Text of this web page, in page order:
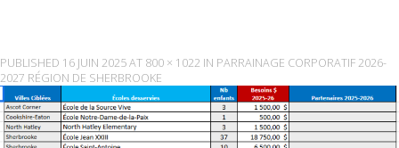
PUBLISHED 16 JUIN 2025AT 800 × 1022 IN PARRAINAGE CORPORATIF 2026-
2027 RÉGION DE SHERBROOKE